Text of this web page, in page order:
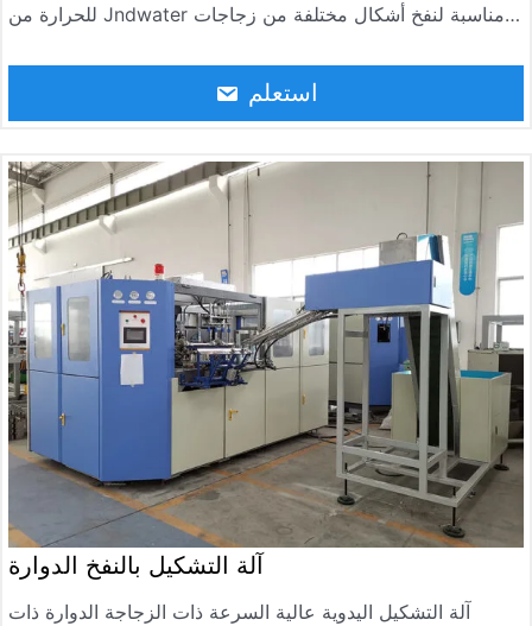
للحرارة من Jndwater مناسبة لنفخ أشكال مختلفة من زجاجات
وحليب، وشراب، ومحلول فموي مثل المشروبات، ومنتجات
عاليا، ويخزن المنتج لاستثمار طويل الأمد، وكفاءة عالية، ويستقبل
استعلم
آلة التشكيل بالنفخ الدوارة
آلة التشكيل اليدوية عالية السرعة ذات الزجاجة الدوارة ذات